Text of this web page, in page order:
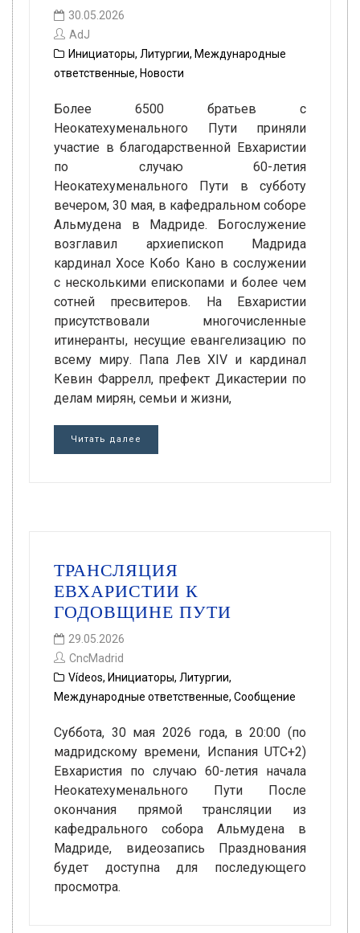
30.05.2026
AdJ
Инициаторы, Литургии, Международные
ответственные, Новости
Более 6500 братьев с
Неокатехуменального Пути приняли
участие в благодарственной Евхаристии
по случаю 60-летия
Неокатехуменального Пути в субботу
вечером, 30 мая, в кафедральном соборе
Альмудена в Мадриде. Богослужение
возглавил архиепископ Мадрида
кардинал Хосе Кобо Кано в сослужении
с несколькими епископами и более чем
сотней пресвитеров. На Евхаристии
присутствовали многочисленные
итинеранты, несущие евангелизацию по
всему миру. Папа Лев XIV и кардинал
Кевин Фаррелл, префект Дикастерии по
делам мирян, семьи и жизни,
Читать далее
ТРАНСЛЯЦИЯ
ЕВХАРИСТИИ К
ГОДОВЩИНЕ ПУТИ
29.05.2026
CncMadrid
Vídeos, Инициаторы, Литургии,
Международные ответственные, Сообщение
Суббота, 30 мая 2026 года, в 20:00 (по
мадридскому времени, Испания UTC+2)
Евхаристия по случаю 60-летия начала
Неокатехуменального Пути После
окончания прямой трансляции из
кафедрального собора Альмудена в
Мадриде, видеозапись Празднования
будет доступна для последующего
просмотра.